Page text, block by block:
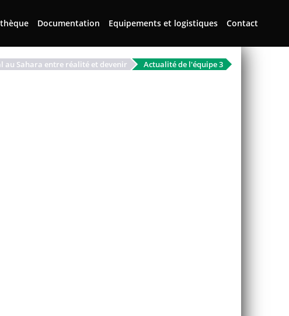
Documentation Equipements et logistiques Contact
Sahara entre réalité et devenir Actualité de l'équipe 3